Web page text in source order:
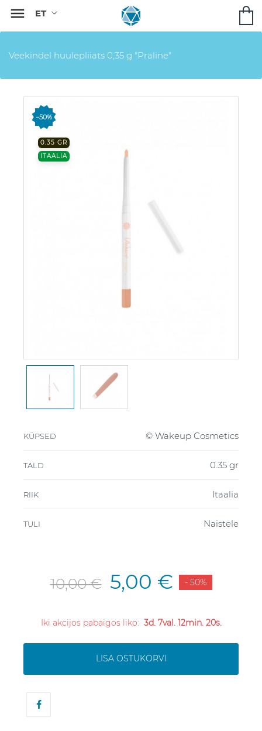

Veekindel huulepliiats 0,35 g "Praline"
−50%
0.35 GR
ITAALIA
KÜPSED © Wakeup Cosmetics
TALD 0.35 gr
RIIK Itaalia
TULI Naistele
10,00 € 5,00 € - 50%
Iki akcijos pabaigos liko: 3d. 7val. 12min. 20s.
LISA OSTUKORVI